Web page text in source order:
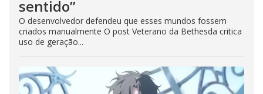
sentido”
O desenvolvedor defendeu que esses mundos fossem
criados manualmente O post Veterano da Bethesda critica
uso de geração...